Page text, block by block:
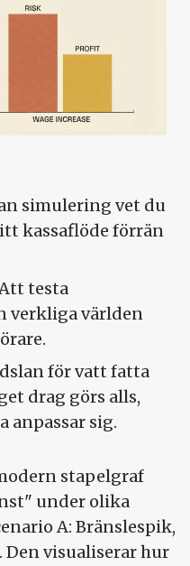
simulering vet du
kassaflöde förrän
testa
verkliga världen
för vatt fatta
drag görs alls,
anpassar sig.
stapelgraf
under olika
A: Bränslespik,
Den visualiserar hur